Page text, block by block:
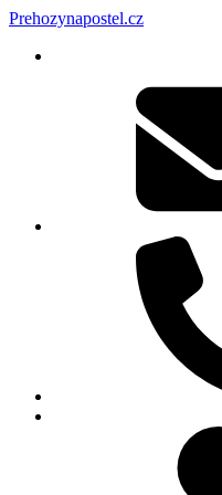
Prehozynapostel.cz